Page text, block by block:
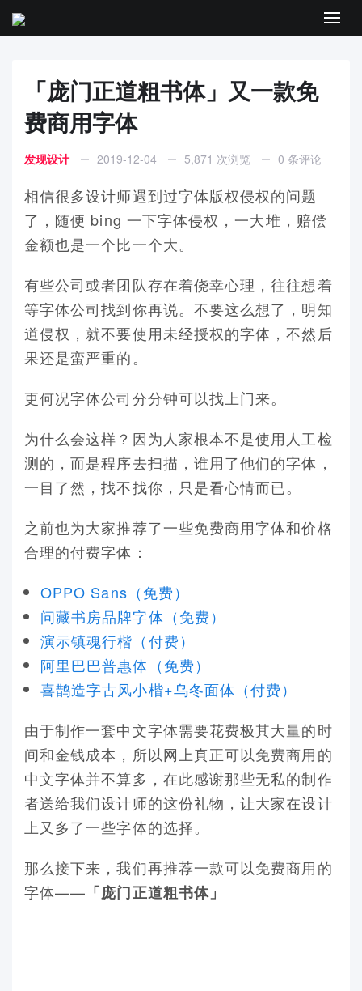
Menu
「庞门正道粗书体」又一款免
费商用字体
发现设计 2019-12-04 5,871 次浏览 0 条评论
相信很多设计师遇到过字体版权侵权的问题
了，随便 bing 一下字体侵权，一大堆，赔偿
金额也是一个比一个大。
有些公司或者团队存在着侥幸心理，往往想着
等字体公司找到你再说。不要这么想了，明知
道侵权，就不要使用未经授权的字体，不然后
果还是蛮严重的。
更何况字体公司分分钟可以找上门来。
为什么会这样？因为人家根本不是使用人工检
测的，而是程序去扫描，谁用了他们的字体，
一目了然，找不找你，只是看心情而已。
之前也为大家推荐了一些免费商用字体和价格
合理的付费字体：
OPPO Sans（免费）
问藏书房品牌字体（免费）
演示镇魂行楷（付费）
阿里巴巴普惠体（免费）
喜鹊造字古风小楷+乌冬面体（付费）
由于制作一套中文字体需要花费极其大量的时
间和金钱成本，所以网上真正可以免费商用的
中文字体并不算多，在此感谢那些无私的制作
者送给我们设计师的这份礼物，让大家在设计
上又多了一些字体的选择。
那么接下来，我们再推荐一款可以免费商用的
字体—— 「庞门正道粗书体」